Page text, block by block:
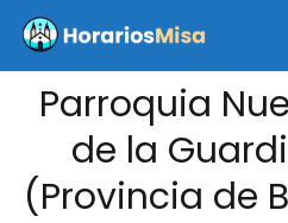
Parroquia
de la
(Provincia de